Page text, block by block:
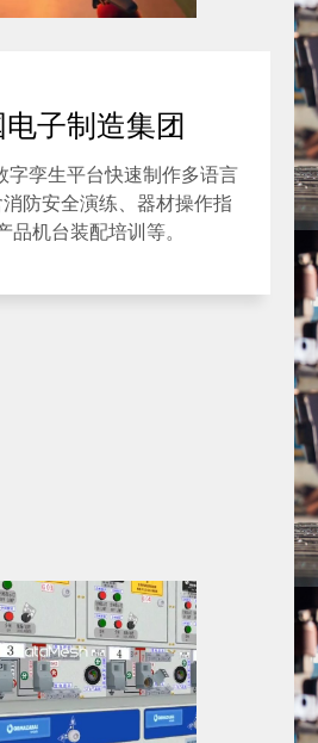
子制造集团
字孪生平台快速制作多语言
防安全演练、器材操作指
品机台装配培训等。